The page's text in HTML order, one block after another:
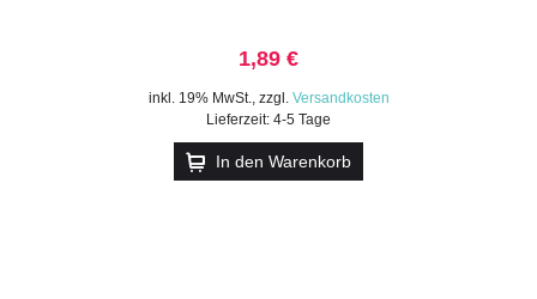
1,89 €
inkl. 19% MwSt., zzgl. Versandkosten
Lieferzeit: 4-5 Tage
In den Warenkorb